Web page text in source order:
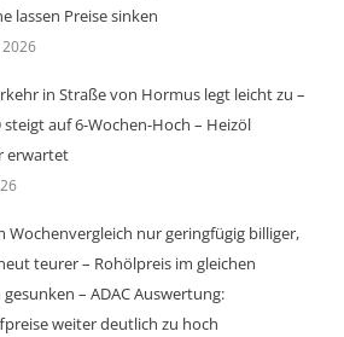
lassen Preise sinken
in Straße von Hormus legt leicht zu –
steigt auf 6-Wochen-Hoch – Heizöl
erwartet
Wochenvergleich nur geringfügig billiger,
teurer – Rohölpreis im gleichen
– ADAC Auswertung:
weiter deutlich zu hoch